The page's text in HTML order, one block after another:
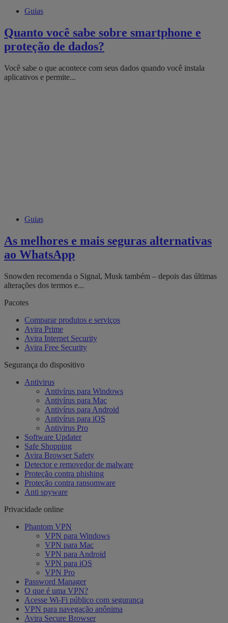
Guias
Quanto você sabe sobre smartphone e
proteção de dados?
Você sabe o que acontece com seus dados quando você instala
aplicativos e permite...
Guias
As melhores e mais seguras alternativas
ao WhatsApp
Snowden recomenda o Signal, Musk também – depois das últimas
alterações dos termos e...
Pacotes
Comparar produtos e serviços
Avira Prime
Avira Internet Security
Avira Free Security
Segurança do dispositivo
Antivirus
Antivírus para Windows
Antivírus para Mac
Antivírus para Android
Antivírus para iOS
Antivirus Pro
Software Updater
Safe Shopping
Avira Browser Safety
Detector e removedor de malware
Proteção contra phishing
Proteção contra ransomware
Anti spyware
Privacidade online
Phantom VPN
VPN para Windows
VPN para Mac
VPN para Android
VPN para iOS
VPN Pro
Password Manager
O que é uma VPN?
Acesse Wi-Fi público com segurança
VPN para navegação anônima
Avira Secure Browser